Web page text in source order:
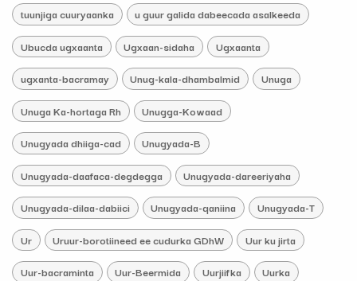
tuunjiga cuuryaanka u guur galida dabeecada asalkeeda
Ubucda ugxaanta Ugxaan-sidaha Ugxaanta
ugxanta-bacramay Unug-kala-dhambalmid Unuga
Unuga Ka-hortaga Rh Unugga-Kowaad
Unugyada dhiiga-cad Unugyada-B
Unugyada-daafaca-degdegga Unugyada-dareeriyaha
Unugyada-dilaa-dabiici Unugyada-qaniina Unugyada-T
Ur Uruur-borotiineed ee cudurka GDhW Uur ku jirta
Uur-bacraminta Uur-Beermida Uurjiifka Uurka